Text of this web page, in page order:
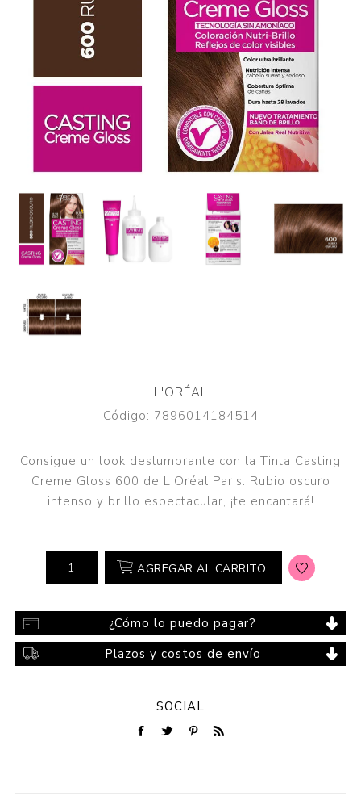
L'ORÉAL
Código: 7896014184514
Consigue un look deslumbrante con la Tinta Casting
Creme Gloss 600 de L'Oréal Paris. Rubio oscuro
intenso y brillo espectacular, ¡te encantará!
AGREGAR AL CARRITO
¿Cómo lo puedo pagar?
Plazos y costos de envío
SOCIAL